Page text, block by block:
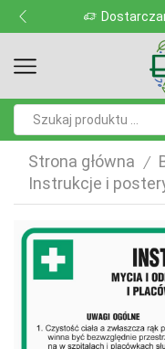
Strona główna /
Instrukcje i